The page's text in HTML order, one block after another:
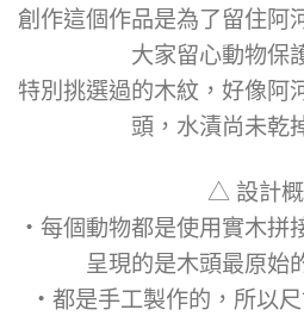
創作這個作品是為了留住阿
大家留心動物保
特別挑選過的木紋，好像阿
頭，水漬尚未乾
△ 設計
・每個動物都是使用實木
呈現的是木頭最原始
・都是手工製作的，所以